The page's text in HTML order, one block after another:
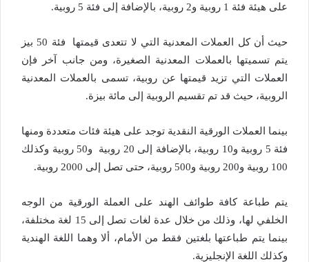
على هيئة فئة 1 روبية و2 روبية، بالإضافة إلى فئة 5 روبية.
حيث أن كل العملات المعدنية التي لا تتعدى قيمتها فئة 50 بيز
يتم تسميتها بالعملات المعدنية الصغيرة، ومن جانب آخر فإن
العملات التي تزيد قيمتها عن روبية، تسمى بالعملات المعدنية
الروبية، حيث قد تم تقسيم الروبية إلى مائة بيزة.
بينما العملات الورقية النقدية توجد على هيئة فئات متعددة ومنها
فئة 5 روبية و10 روبية، بالإضافة إلى 20 روبية و50 روبية وكذلك
100 روبية و200 روبية و500 روبية، حتى تصل إلى 2000 روبية.
يتم طباعة كافة طوائف الهند على العملة الورقية من الوجه
الخلفي لها، وذلك من خلال عدة لغات تصل إلى 15 لغة مختلفة،
بينما يتم طباعتها بلغتين فقط من الأمام، ألا وهما اللغة الهندية
وكذلك اللغة الإنجليزية.